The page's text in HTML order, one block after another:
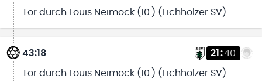
Tor durch Louis Neimöck (10.) (Eichholzer SV)
43:18 21 :40
Tor durch Louis Neimöck (10.) (Eichholzer SV)